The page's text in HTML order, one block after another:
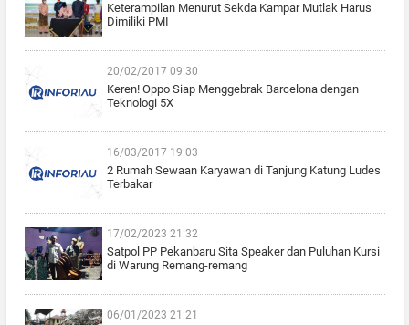
Keterampilan Menurut Sekda Kampar Mutlak Harus
Dimiliki PMI
20/02/2017 09:30
Keren! Oppo Siap Menggebrak Barcelona dengan
Teknologi 5X
16/03/2017 19:03
2 Rumah Sewaan Karyawan di Tanjung Katung Ludes
Terbakar
17/02/2023 21:32
Satpol PP Pekanbaru Sita Speaker dan Puluhan Kursi
di Warung Remang-remang
06/01/2023 21:21